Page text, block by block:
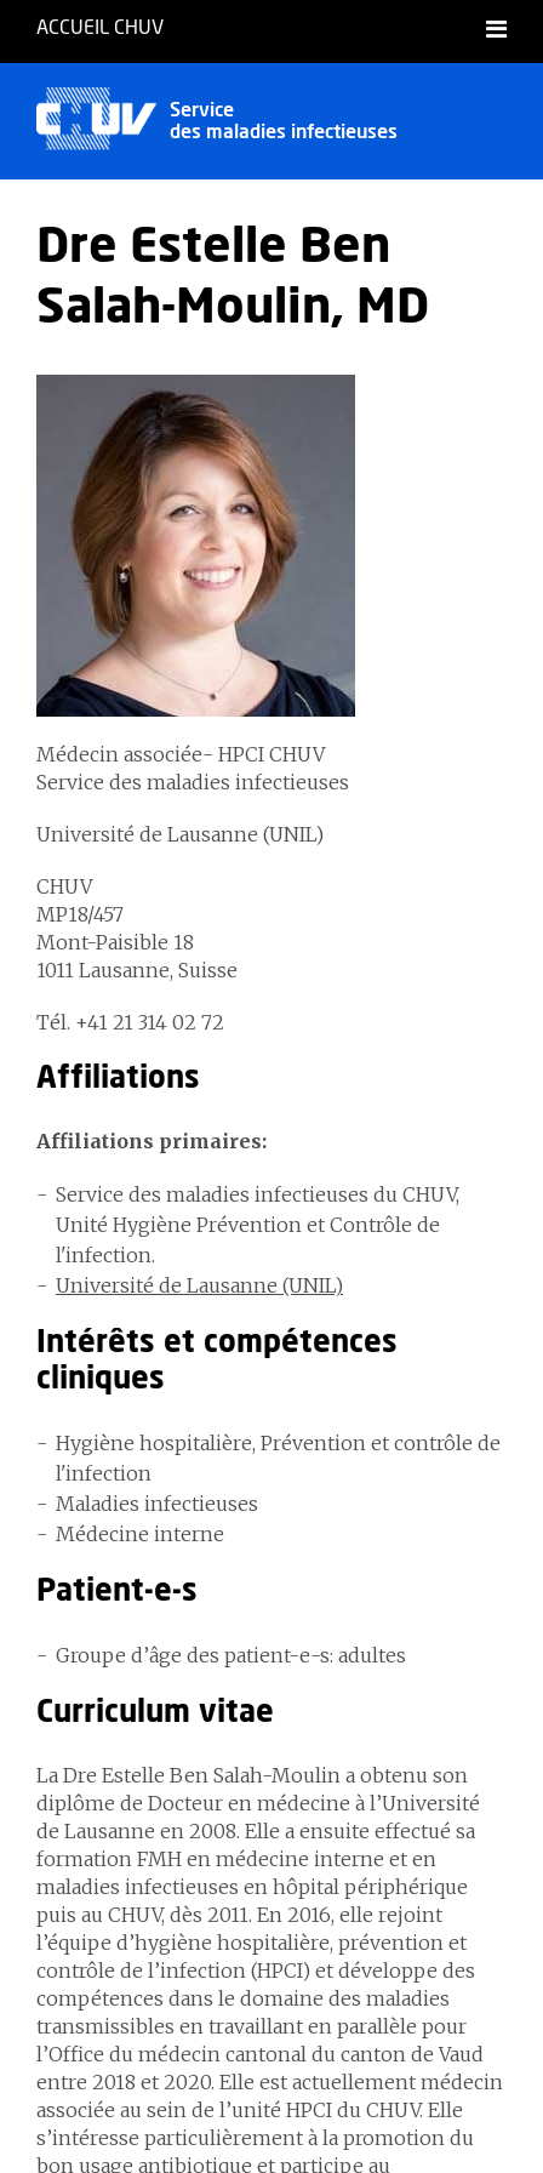
ACCUEIL CHUV
Service
des maladies infectieuses
Dre Estelle Ben
Salah-Moulin, MD
Médecin associée- HPCI CHUV
Service des maladies infectieuses
Université de Lausanne (UNIL)
CHUV
MP18/457
Mont-Paisible 18
1011 Lausanne, Suisse
Tél. +41 21 314 02 72
Affiliations
Affiliations primaires:
Service des maladies infectieuses du CHUV,
Unité Hygiène Prévention et Contrôle de
l'infection.
Université de Lausanne (UNIL)
Intérêts et compétences
cliniques
Hygiène hospitalière, Prévention et contrôle de
l'infection
Maladies infectieuses
Médecine interne
Patient-e-s
Groupe d’âge des patient-e-s: adultes
Curriculum vitae
La Dre Estelle Ben Salah-Moulin a obtenu son
diplôme de Docteur en médecine à l’Université
de Lausanne en 2008. Elle a ensuite effectué sa
formation FMH en médecine interne et en
maladies infectieuses en hôpital périphérique
puis au CHUV, dès 2011. En 2016, elle rejoint
l’équipe d’hygiène hospitalière, prévention et
contrôle de l’infection (HPCI) et développe des
compétences dans le domaine des maladies
transmissibles en travaillant en parallèle pour
l’Office du médecin cantonal du canton de Vaud
entre 2018 et 2020. Elle est actuellement médecin
associée au sein de l’unité HPCI du CHUV. Elle
s’intéresse particulièrement à la promotion du
bon usage antibiotique et participe au